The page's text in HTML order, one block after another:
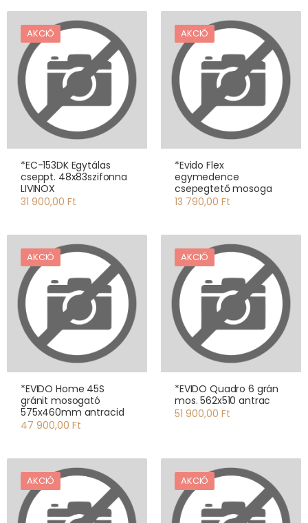
AKCIÓ
*EC-153DK Egytálas
cseppt. 48x83szifonna
LIVINOX
31 900,00 Ft
AKCIÓ
*Evido Flex
egymedence
csepegtető mosoga
13 790,00 Ft
AKCIÓ
*EVIDO Home 45S
gránit mosogató
575x460mm antracid
47 900,00 Ft
AKCIÓ
*EVIDO Quadro 6 grán
mos. 562x510 antrac
51 900,00 Ft
AKCIÓ AKCIÓ